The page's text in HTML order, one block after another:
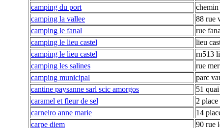
camping du port
chemin
camping la vallee
88 rue
camping le fanal
rue
camping le lieu castel
lieu
camping le lieu castel
rn513
camping les salines
rue mer
camping municipal
parc
cantine paysanne sarl scic amorgos
51
caramel et fleur de sel
2
carneiro anne marie
14
carpe diem
90 rue